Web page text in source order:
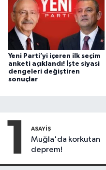
Yeni Parti’yi içeren ilk seçim
anketi açıklandı! İşte siyasi
dengeleri değiştiren
sonuçlar
1 ASAYIŞ
Muğla'da korkutan
deprem!